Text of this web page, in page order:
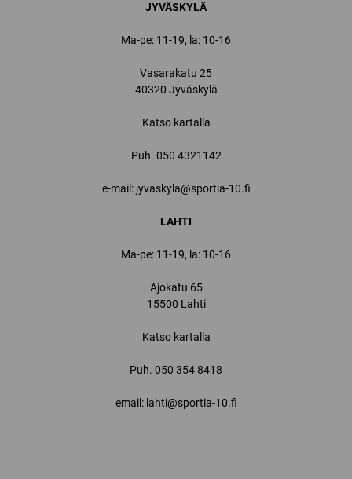
JYVÄSKYLÄ
Ma-pe: 11-19, la: 10-16
Vasarakatu 25
40320 Jyväskylä
Katso kartalla
Puh. 050 4321142
e-mail: jyvaskyla@sportia-10.fi
LAHTI
Ma-pe: 11-19, la: 10-16
Ajokatu 65
15500 Lahti
Katso kartalla
Puh. 050 354 8418
email: lahti@sportia-10.fi